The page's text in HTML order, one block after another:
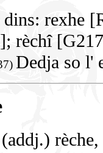
rexhe
rèchî
Dedja so l'